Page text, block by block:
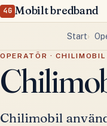
4G Mobilt bredband
Start
OPERATÖR · CHILIMOBIL
Chilimobil